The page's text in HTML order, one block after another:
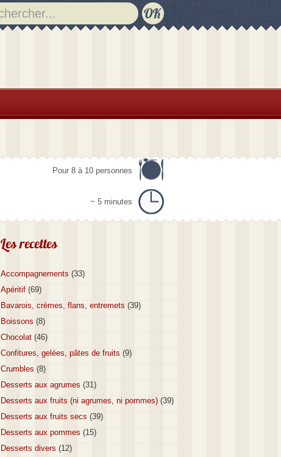
Pour 8 à 10 personnes
~ 5 minutes
Les recettes
Accompagnements (33)
Apéritif (69)
Bavarois, crèmes, flans, entremets (39)
Boissons (8)
Chocolat (46)
Confitures, gelées, pâtes de fruits (9)
Crumbles (8)
Desserts aux agrumes (31)
Desserts aux fruits (ni agrumes, ni pommes) (39)
Desserts aux fruits secs (39)
Desserts aux pommes (15)
Desserts divers (12)